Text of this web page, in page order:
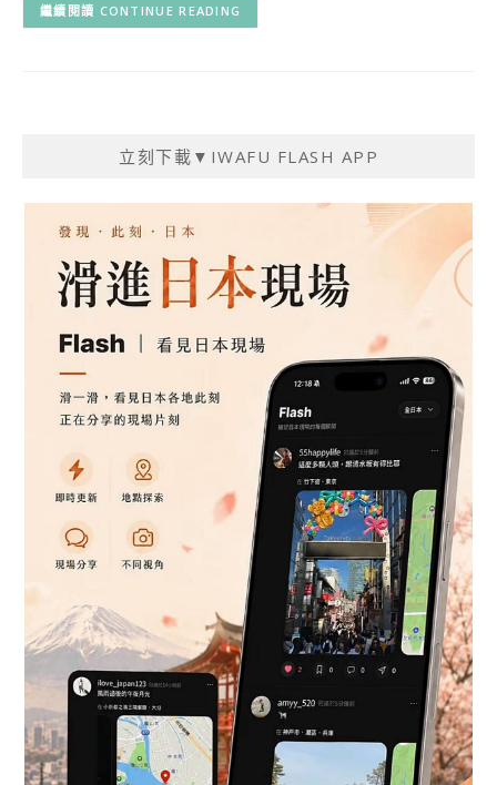
CONTINUE READING
立刻下載▼IWAFU FLASH APP